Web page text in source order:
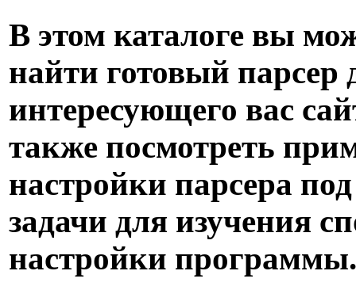
В этом каталоге вы
найти готовый парсер
интересующего вас
также посмотреть
настройки парсера
задачи для изучения
настройки программы.